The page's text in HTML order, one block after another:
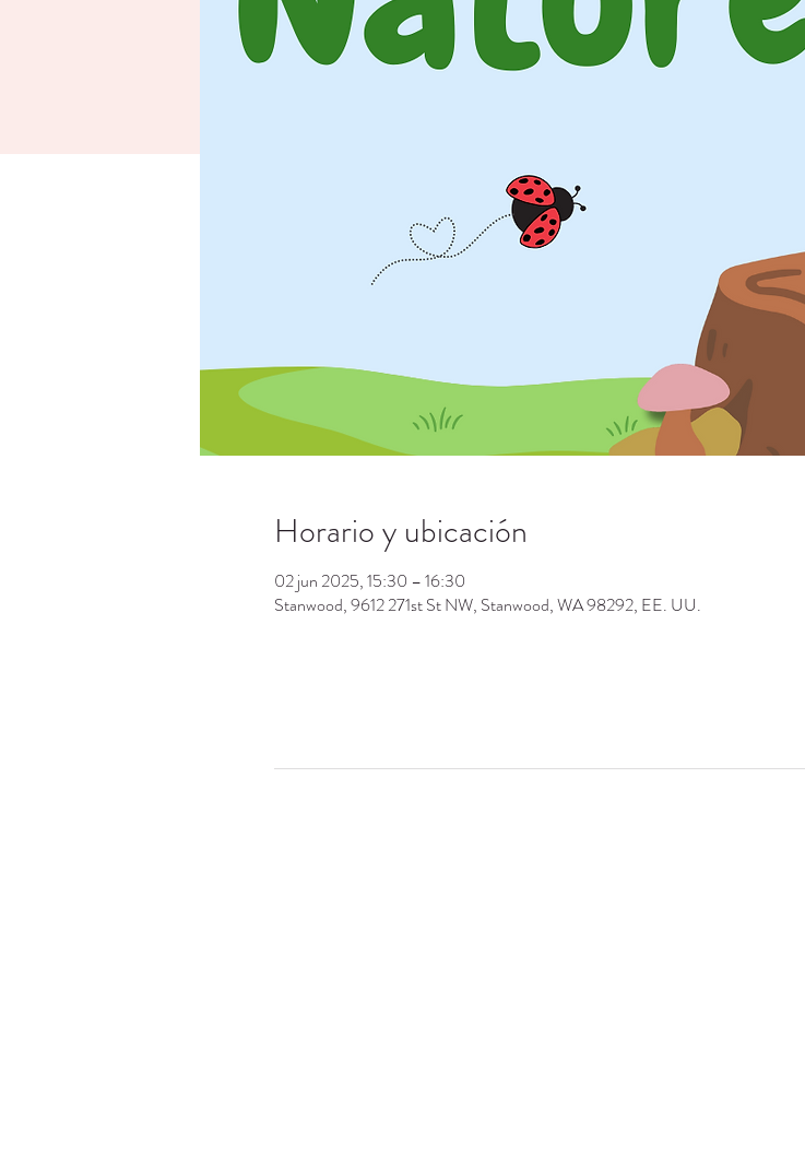
Horario y ubicación
02 jun 2025, 15:30 – 16:30
Stanwood, 9612 271st St NW, Stanwood, WA 98292, EE. UU.